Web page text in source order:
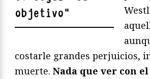
objetivo"
costarle grandes perjuicios,
muerte. Nada que ver con